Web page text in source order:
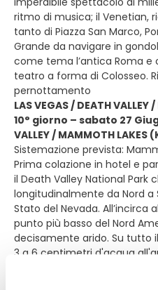
ritmo di musica; il Venetian,
tanto di Piazza San Marco,
Grande da navigare in
come tema l’antica Roma e
teatro a forma di Colosseo.
pernottamento
LAS VEGAS / DEATH VALLEY
10° giorno – sabato 27
VALLEY / MAMMOTH LAKES
Sistemazione prevista:
Prima colazione in hotel e
il Death Valley National Park
longitudinalmente da Nord a
Stato del Nevada. All’incirca
punto più basso del Nord
decisamente arido. Su tutto
3 a 6 centimetri d'acqua
che da Maggio a
45 °C superando talvolta i